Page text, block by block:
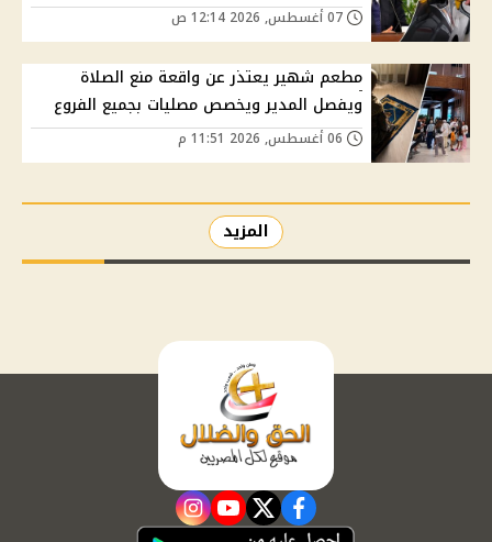
مطعم شهير يعتذر عن واقعة منع الصلاة
ويفصل المدير ويخصص مصليات بجميع الفروع
المزيد
facebook
twitter
youtube
instagram